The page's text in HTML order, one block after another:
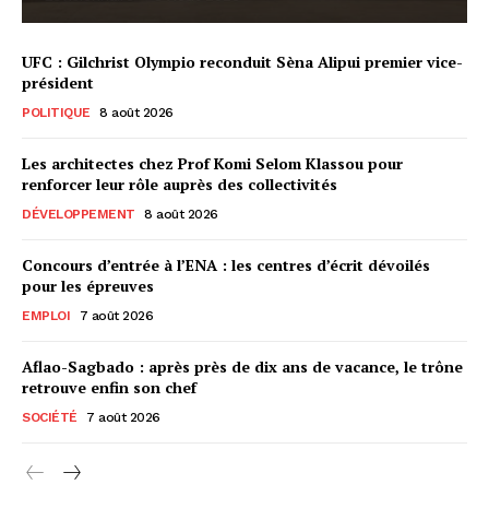
UFC : Gilchrist Olympio reconduit Sèna Alipui premier vice-
président
POLITIQUE 8 août 2026
Les architectes chez Prof Komi Selom Klassou pour
renforcer leur rôle auprès des collectivités
DÉVELOPPEMENT 8 août 2026
Concours d’entrée à l’ENA : les centres d’écrit dévoilés
pour les épreuves
EMPLOI 7 août 2026
Aflao-Sagbado : après près de dix ans de vacance, le trône
retrouve enfin son chef
SOCIÉTÉ 7 août 2026